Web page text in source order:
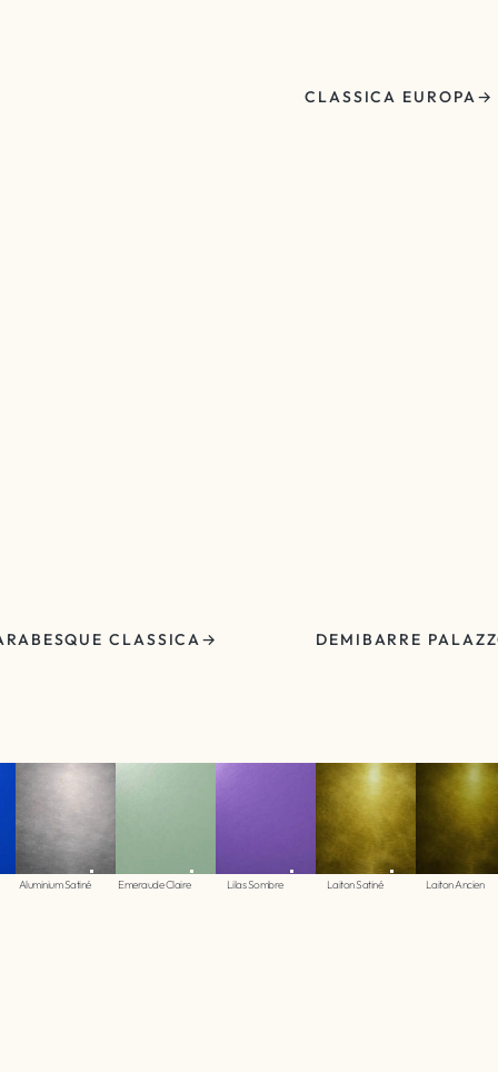
CLASSICA EUROPA
CLASSICA DEMIBARRE
Aluminium Satiné Emeraude Claire Lilas Sombre Laiton Satiné Laiton Ancien